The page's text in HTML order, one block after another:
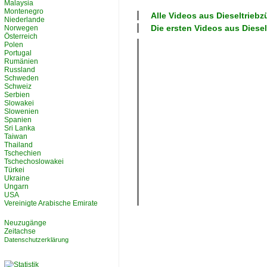
Alle Videos aus
Die ersten Videos aus
Malaysia
Montenegro
Niederlande
Norwegen
Österreich
Polen
Portugal
Rumänien
Russland
Schweden
Schweiz
Serbien
Slowakei
Slowenien
Spanien
Sri Lanka
Taiwan
Thailand
Tschechien
Tschechoslowakei
Türkei
Ukraine
Ungarn
USA
Vereinigte Arabische Emirate
Neuzugänge
Zeitachse
Datenschutzerklärung